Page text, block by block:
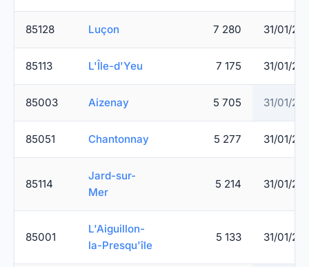
85128 Luçon 7 280 31/01/
85113 L'Île-d'Yeu 7 175 31/01/
85003 Aizenay 5 705 31/01/
85051 Chantonnay 5 277 31/01/
85114
Jard-sur-
Mer
5 214 31/01/
85001
L'Aiguillon-
la-Presqu'île
5 133 31/01/